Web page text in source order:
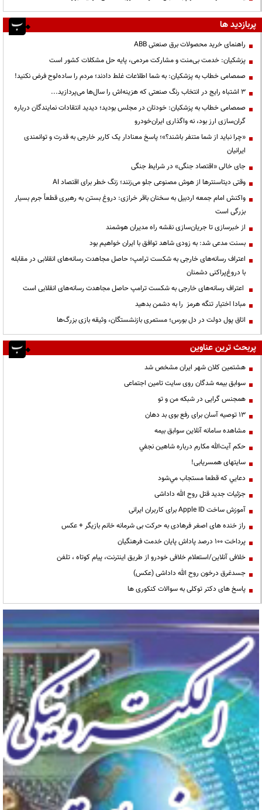
پربازدید ها
راهنمای خرید محصولات برق صنعتی ABB
پزشکیان: خدمت بی‌منت و مشارکت مردمی، پایه حل مشکلات کشور است
صمصامی خطاب به پزشکیان: به شما اطلاعات غلط دادند؛ مردم را ساده‌لوح فرض نکنید!
3 اشتباه رایج در انتخاب رنگ صنعتی که هزینه‌اش را سال‌ها می‌پردازید...
صمصامی خطاب به پزشکیان: خودتان در مجلس بودید؛ دیدید انتقادات نمایندگان درباره
گران‌سازی ارز بود، نه واگذاری ایران‌خودرو
«چرا نباید از شما متنفر باشند؟»؛ پاسخ معنادار یک کاربر خارجی به قدرت و توانمندی
ایرانیان
جای خالی «اقتصاد جنگی» در شرایط جنگی
وقتی دیتاسنترها از هوش مصنوعی جلو می‌زنند؛ زنگ خطر برای اقتصاد AI
واکنش امام جمعه اردبیل به سخنان باقر خرازی: دروغ بستن به رهبری قطعاً جرم بسیار
بزرگی است
از خبرسازی تا جریان‌سازی نقشه راه مدیران هوشمند
بسنت مدعی شد: به زودی شاهد توافق با ایران خواهیم بود
اعتراف رسانه‌های خارجی به شکست ترامپ؛ حاصل مجاهدت رسانه‌های انقلابی در مقابله
با دروغ‌پراکنی دشمنان
اعتراف رسانه‌های خارجی به شکست ترامپ حاصل مجاهدت رسانه‌های انقلابی است
مبادا اختیار تنگه هرمز را به دشمن بدهید
اتاق پول دولت در دل بورس؛ مستمری بازنشستگان، وثیقه بازی بزرگ‌ها
پربحث ترین عناوین
هشتمین کلان شهر ایران مشخص شد
سوابق بیمه شدگان روی سایت تامین اجتماعی
همجنس گرایی در شبکه من و تو
13 توصیه آسان برای رفع بوی بد دهان
مشاهده سامانه آنلاين سوابق بیمه
حكم آيت‌الله مكارم درباره شاهين نجفي
سایتهای همسریابی!
دعايي كه قطعا مستجاب مي‌شود
جزئیات جدید قتل روح الله داداشی
آموزش ساخت Apple ID برای کاربران ایرانی
راز خنده های اصغر فرهادی به حرکت بی شرمانه خانم بازیگر + عکس
پرداخت ۱۰۰ درصد پاداش پایان خدمت فرهنگیان
خلافی آنلاین/استعلام خلافی خودرو از طریق اینترنت، پیام کوتاه ، تلفن
جسدغرق درخون روح الله داداشی (عکس)
پاسخ های دکتر توکلی به سوالات کنکوری ها